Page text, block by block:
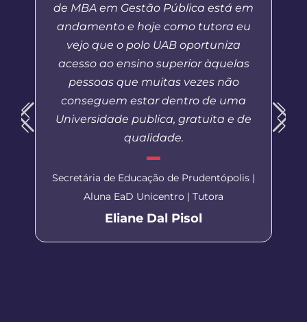
de MBA em Gestão Pública está em
andamento e hoje como tutora eu
vejo que o polo UAB oportuniza
acesso ao ensino superior àquelas
pessoas que muitas vezes não
conseguem estar dentro de uma
Universidade publica, gratuita e de
qualidade.
Secretária de Educação de Prudentópolis |
Aluna EaD Unicentro | Tutora
Eliane Dal Pisol